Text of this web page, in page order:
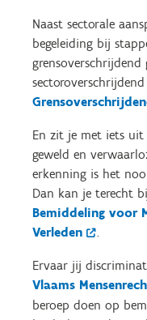
Naast sectorale
begeleiding bij
sectoroverschrijdend
En zit je met iets uit
geweld en
erkenning is het
Dan kan je terecht
Bemiddeling voor
Verleden
.
Ervaar jij
Vlaams
beroep doen op